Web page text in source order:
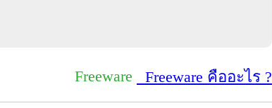
Freeware Freeware คืออะไร ?